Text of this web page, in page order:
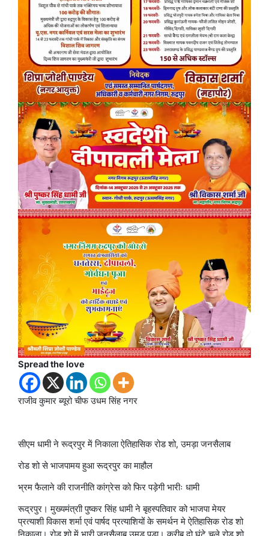
Spread the love
राजीव कुमार ब्यूरो चीफ उधम सिंह नगर
सीएम धामी ने रूद्रपुर में निकाला ऐतिहासिक रोड शो, उमड़ा जनसैलाब
रोड शो से भाजपामय हुआ रूद्रपुर का माहौल
भ्रम फैलाने की राजनीति कांग्रेस को फिर पड़ेगी भारीः धामी
रूद्रपुर। मुख्यमंत्राी पुष्कर सिंह धामी ने बृहस्पतिवार को भाजपा मेयर
प्रत्याशी विकास शर्मा एवं पार्षद प्रत्याशियों के समर्थन मे ऐतिहासिक रोड शो